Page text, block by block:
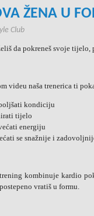
ŽENA U
Club
da pokreneš svoje tijelo,
videu naša trenerica ti
kondiciju
tijelo
energiju
se snažnije i
kombinuje kardio
vratiš u formu.